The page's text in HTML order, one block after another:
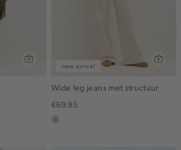
new arrival
Wide leg jeans met structuur
€69.95
lichtzand